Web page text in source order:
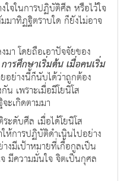
ใจในการปฏิบัติศีล หรือไว้ใจ
มาทิฏฐิตราบใด ก็ยังไม่อาจ
า โดยถือเอาปัจจัยของ
การศึกษาเริ่มต้น เมื่อคนเริ่ม
อย่างนี้ก็นับได้ว่าถูกต้อง
เพราะเมื่อมีโยนิโส
ะเกิดตามมา
ะดับศีล เมื่อได้โยนิโส
ห้การปฏิบัติดำเนินไปอย่าง
งมีเป้าหมายที่เกื้อกูลเป็น
มีความมั่นใจ จิตเป็นกุศล